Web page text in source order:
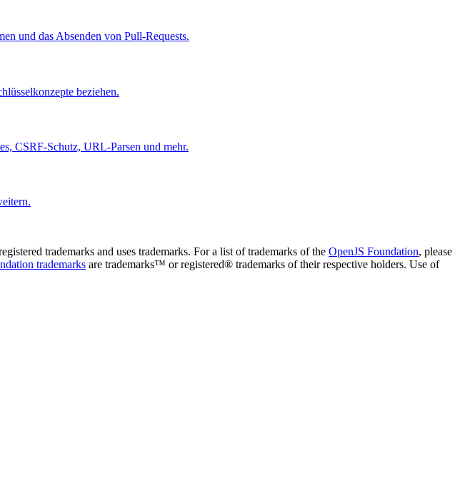
und das Absenden von Pull-Requests.
beziehen.
CSRF-Schutz, URL-Parsen und mehr.
trademarks and uses trademarks. For a list of trademarks of the OpenJS Foundation, please
trademarks are trademarks™ or registered® trademarks of their respective holders. Use of